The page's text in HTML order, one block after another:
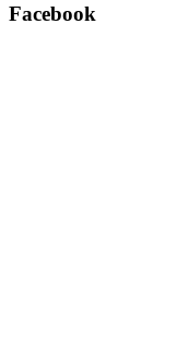
Facebook